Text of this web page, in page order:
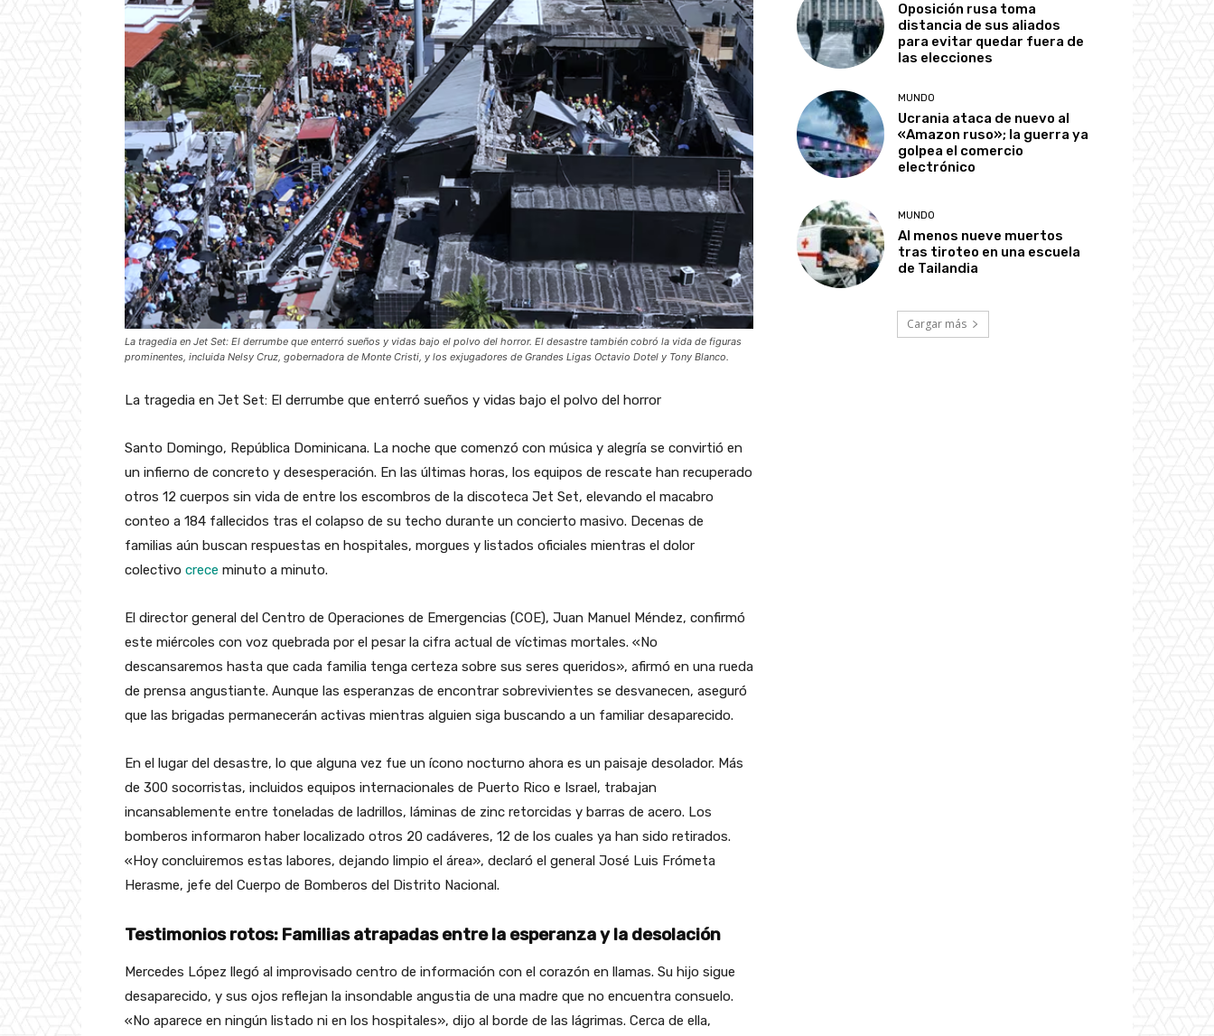
La tragedia en Jet Set: El derrumbe que enterró sueños y vidas bajo el polvo del horror. El desastre también cobró la vida de figuras
prominentes, incluida Nelsy Cruz, gobernadora de Monte Cristi, y los exjugadores de Grandes Ligas Octavio Dotel y Tony Blanco.
La tragedia en Jet Set: El derrumbe que enterró sueños y vidas bajo el polvo del horror
Santo Domingo, República Dominicana. La noche que comenzó con música y alegría se convirtió en
un infierno de concreto y desesperación. En las últimas horas, los equipos de rescate han recuperado
otros 12 cuerpos sin vida de entre los escombros de la discoteca Jet Set, elevando el macabro
conteo a 184 fallecidos tras el colapso de su techo durante un concierto masivo. Decenas de
familias aún buscan respuestas en hospitales, morgues y listados oficiales mientras el dolor
colectivo crece minuto a minuto.
El director general del Centro de Operaciones de Emergencias (COE), Juan Manuel Méndez, confirmó
este miércoles con voz quebrada por el pesar la cifra actual de víctimas mortales. «No
descansaremos hasta que cada familia tenga certeza sobre sus seres queridos», afirmó en una rueda
de prensa angustiante. Aunque las esperanzas de encontrar sobrevivientes se desvanecen, aseguró
que las brigadas permanecerán activas mientras alguien siga buscando a un familiar desaparecido.
En el lugar del desastre, lo que alguna vez fue un ícono nocturno ahora es un paisaje desolador. Más
de 300 socorristas, incluidos equipos internacionales de Puerto Rico e Israel, trabajan
incansablemente entre toneladas de ladrillos, láminas de zinc retorcidas y barras de acero. Los
bomberos informaron haber localizado otros 20 cadáveres, 12 de los cuales ya han sido retirados.
«Hoy concluiremos estas labores, dejando limpio el área», declaró el general José Luis Frómeta
Herasme, jefe del Cuerpo de Bomberos del Distrito Nacional.
Testimonios rotos: Familias atrapadas entre la esperanza y la desolación
Mercedes López llegó al improvisado centro de información con el corazón en llamas. Su hijo sigue
desaparecido, y sus ojos reflejan la insondable angustia de una madre que no encuentra consuelo.
«No aparece en ningún listado ni en los hospitales», dijo al borde de las lágrimas. Cerca de ella,
Oposición rusa toma
distancia de sus aliados
para evitar quedar fuera de
las elecciones
MUNDO
Ucrania ataca de nuevo al
«Amazon ruso»; la guerra ya
golpea el comercio
electrónico
MUNDO
Al menos nueve muertos
tras tiroteo en una escuela
de Tailandia
Cargar más